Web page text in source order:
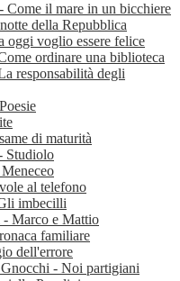
Come il mare in un bicchiere
della Repubblica
oggi voglio essere felice
ordinare una biblioteca
responsabilità degli
di maturità
Studiolo
al telefono
imbecilli
- Marco e Mattio
familiare
dell'errore
- Noi partigiani